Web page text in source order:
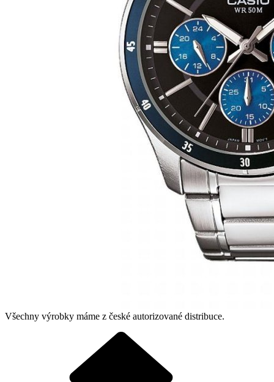
Všechny výrobky máme z české autorizované distribuce.